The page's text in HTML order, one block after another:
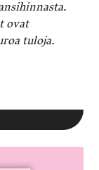
ovat
tuloja.